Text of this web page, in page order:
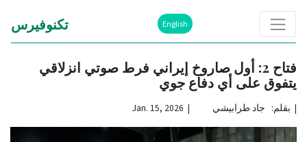
English تكنوفيرس
فتاح 2: أول صاروخ إيراني فرط صوتي انزلاقي
يتفوق على أي دفاع جوي
| بقلم: جاد طرابيشي | Jan. 15, 2026